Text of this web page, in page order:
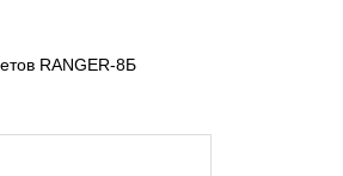
RANGER-8Б